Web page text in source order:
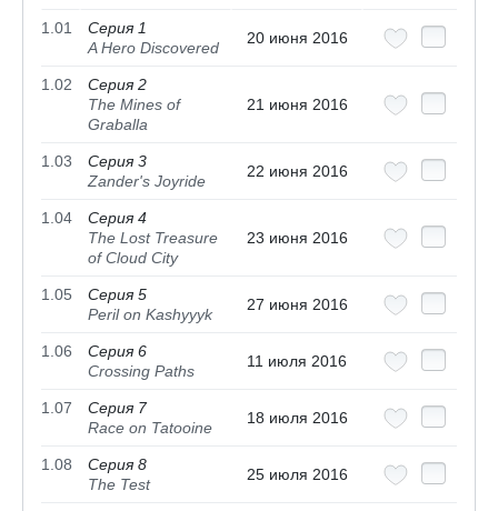
1.01
Серия 1
A Hero Discovered
20 июня 2016
1.02
Серия 2
The Mines of
Graballa
21 июня 2016
1.03
Серия 3
Zander's Joyride
22 июня 2016
1.04
Серия 4
The Lost Treasure
of Cloud City
23 июня 2016
1.05
Серия 5
Peril on Kashyyyk
27 июня 2016
1.06
Серия 6
Crossing Paths
11 июля 2016
1.07
Серия 7
Race on Tatooine
18 июля 2016
1.08
Серия 8
The Test
25 июля 2016